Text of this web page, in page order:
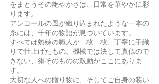
をまとうその艶やかさは、日常を華やかに彩
ります。
アンコールの風が織り込まれたような一本の
糸には、千年の物語が息づいています。
すべては熟練の職人が一枚一枚、丁寧に手織
りで仕上げたもの。機械では決して真似ので
きない、絹そのものの鼓動がここにありま
す。
大切な人への贈り物に、そしてご自身の装い